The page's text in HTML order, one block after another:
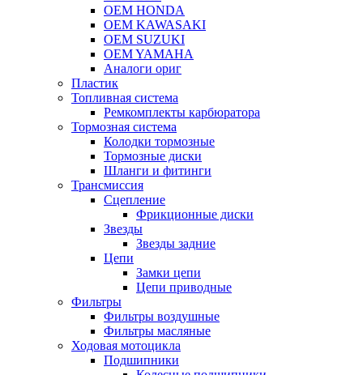
OEM HONDA
OEM KAWASAKI
OEM SUZUKI
OEM YAMAHA
Аналоги ориг
Пластик
Топливная система
Ремкомплекты карбюратора
Тормозная система
Колодки тормозные
Тормозные диски
Шланги и фитинги
Трансмиссия
Cцепление
Фрикционные диски
Звезды
Звезды задние
Цепи
Замки цепи
Цепи приводные
Фильтры
Фильтры воздушные
Фильтры масляные
Ходовая мотоцикла
Подшипники